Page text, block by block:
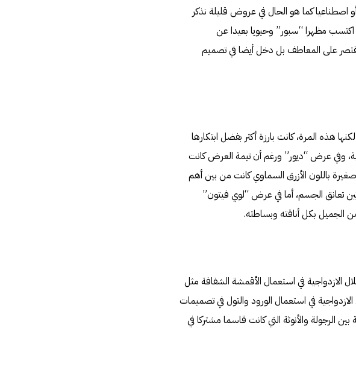
اصطناعيا كما هو الحال في عروض قليلة نذكر
اكتسب مظهرا “سبور” وحيويا بعيدا عن
يقتصر على المعاطف بل دخل أيضا في تصميم
هذه المرة، كانت بارزة أكثر بفضل ابتكارها
وفي عرض “ديور” ورغم أن تيمة العرض كانت
باللون الأزرق السماوي كانت من بين أهم
تعانق الجسم، أما في عرض “لوي فيتون”
الجميل بكل أناقته وبساطته.
في استعمال الأقمشة الشفافة مثل
في استعمال الورود والتول في تصميمات
الرجولة والأنوثة التي كانت قاسما مشتركا في